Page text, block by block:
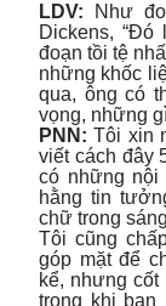
LDV: Như
Dickens,
đoạn tồi tệ
những khốc
qua, ông có
vọng, những
PNN: Tôi xin
viết cách đây
có những nội
hằng tin
chữ trong
Tôi cũng
góp mặt để
kể, nhưng
trong khi